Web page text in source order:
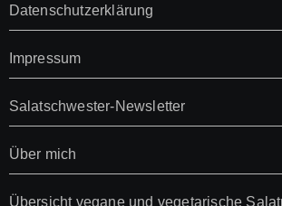
Datenschutzerklärung
Impressum
Salatschwester-Newsletter
Über mich
Übersicht vegane und vegetarische